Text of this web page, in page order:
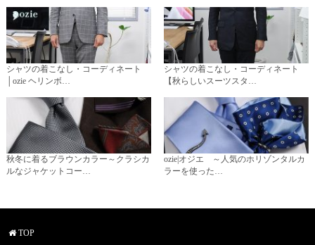
シャツの着こなし・コーディネート
│ozie ヘリンボ…
シャツの着こなし・コーディネート
【秋らしいスーツスタ…
秋冬に着るブラウンカラー～クラシカ
ルなジャケットコー…
ozie|オジエ ～人気のホリゾンタルカ
ラーを使った…
TOP